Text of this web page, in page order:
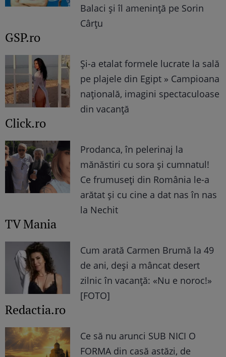
Balaci și îl amenință pe Sorin
Cârțu
GSP.ro
Și-a etalat formele lucrate la sală
pe plajele din Egipt » Campioana
națională, imagini spectaculoase
din vacanță
Click.ro
Prodanca, în pelerinaj la
mănăstiri cu sora și cumnatul!
Ce frumuseți din România le-a
arătat și cu cine a dat nas în nas
la Nechit
TV Mania
Cum arată Carmen Brumă la 49
de ani, deși a mâncat desert
zilnic în vacanță: «Nu e noroc!»
[FOTO]
Redactia.ro
Ce să nu arunci SUB NICI O
FORMA din casă astăzi, de